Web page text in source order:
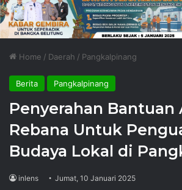
Home / Daerah / Pangkalpinang
Berita Pangkalpinang
Penyerahan Bantuan
Rebana Untuk
Budaya Lokal di
inlens Jumat, 10 Januari 2025